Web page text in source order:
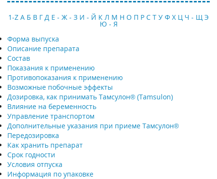
1-Z А Б В Г Д Е - Ж - З И - Й К Л М Н О П Р С Т У Ф Х Ц Ч - Щ Э
Ю - Я
Форма выпуска
Описание препарата
Состав
Показания к применению
Противопоказания к применению
Возможные побочные эффекты
Дозировка, как принимать Тамсулон® (Tamsulon)
Влияние на беременность
Управление транспортом
Дополнительные указания при приеме Тамсулон®
Передозировка
Как хранить препарат
Срок годности
Условия отпуска
Информация по упаковке